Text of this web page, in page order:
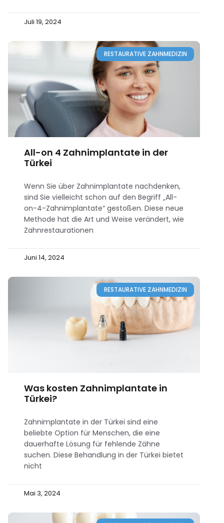
Juli 19, 2024
RESTAURATIVE ZAHNMEDIZIN
All-on 4 Zahnimplantate in der
Türkei
Wenn Sie über Zahnimplantate nachdenken,
sind Sie vielleicht schon auf den Begriff „All-
on-4-Zahnimplantate“ gestoßen. Diese neue
Methode hat die Art und Weise verändert, wie
Zahnrestaurationen
Juni 14, 2024
RESTAURATIVE ZAHNMEDIZIN
Was kosten Zahnimplantate in
Türkei?
Zahnimplantate in der Türkei sind eine
beliebte Option für Menschen, die eine
dauerhafte Lösung für fehlende Zähne
suchen. Diese Behandlung in der Türkei bietet
nicht
Mai 3, 2024